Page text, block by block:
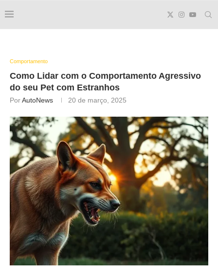
Comportamento
Como Lidar com o Comportamento Agressivo
do seu Pet com Estranhos
PorAutoNews 20 de março, 2025